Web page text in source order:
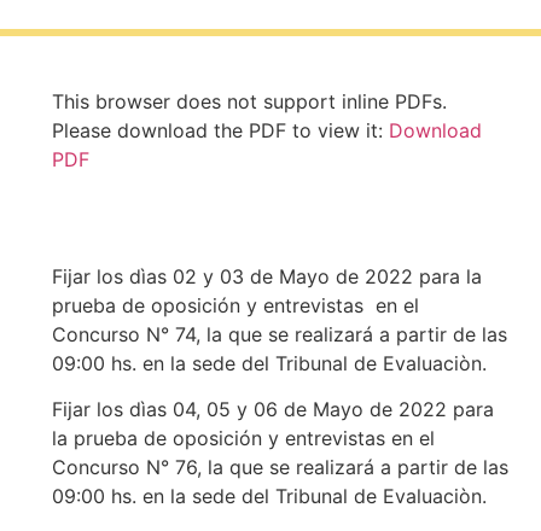
This browser does not support inline PDFs.
Please download the PDF to view it: Download
PDF
Fijar los dìas 02 y 03 de Mayo de 2022 para la
prueba de oposición y entrevistas en el
Concurso N° 74, la que se realizará a partir de las
09:00 hs. en la sede del Tribunal de Evaluaciòn.
Fijar los dìas 04, 05 y 06 de Mayo de 2022 para
la prueba de oposición y entrevistas en el
Concurso N° 76, la que se realizará a partir de las
09:00 hs. en la sede del Tribunal de Evaluaciòn.